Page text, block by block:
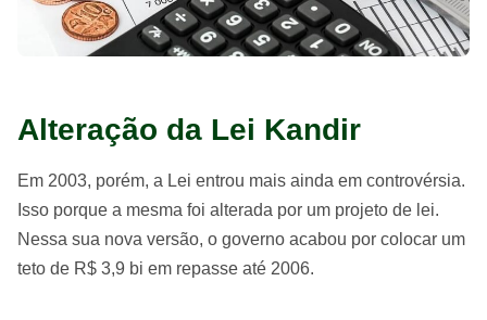
Alteração da Lei Kandir
Em 2003, porém, a Lei entrou mais ainda em controvérsia.
Isso porque a mesma foi alterada por um projeto de lei.
Nessa sua nova versão, o governo acabou por colocar um
teto de R$ 3,9 bi em repasse até 2006.